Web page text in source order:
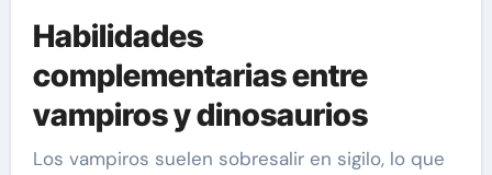
Habilidades
complementarias entre
vampiros y dinosaurios
Los vampiros suelen sobresalir en sigilo, lo que